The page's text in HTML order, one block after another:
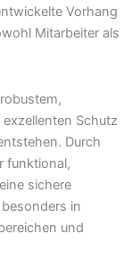
Vorhang
Mitarbeiter als
Schutz
Durch
funktional,
sichere
in
und